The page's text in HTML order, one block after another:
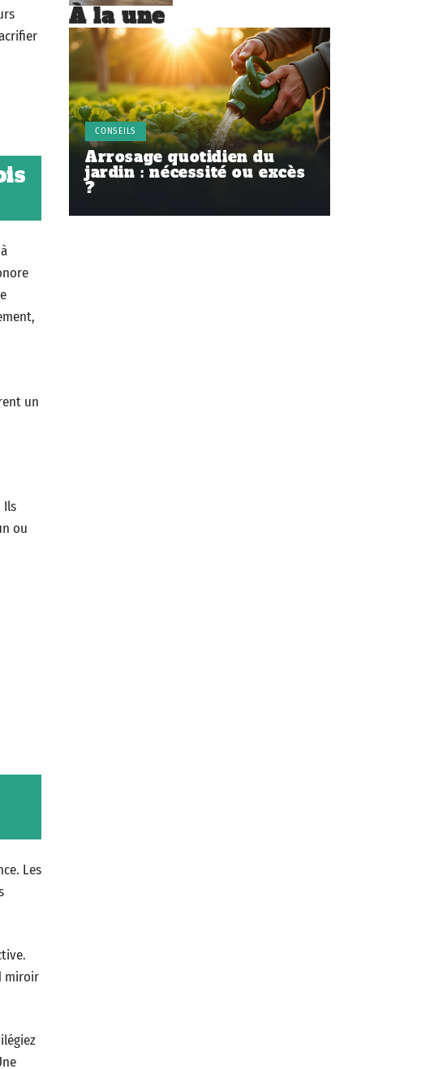
un
Ils
ou
Les
miroir
À la une
CONSEILS
Arrosage quotidien du
jardin : nécessité ou excès
?